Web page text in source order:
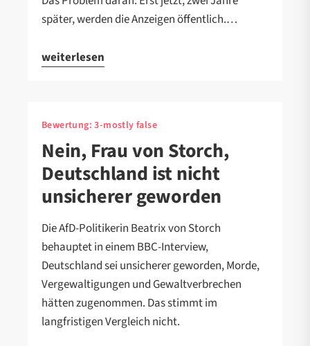
später, werden die Anzeigen öffentlich.…
weiterlesen
Bewertung:3-mostly false
Nein, Frau von Storch,
Deutschland ist nicht
unsicherer geworden
Die AfD-Politikerin Beatrix von Storch
behauptet in einem BBC-Interview,
Deutschland sei unsicherer geworden, Morde,
Vergewaltigungen und Gewaltverbrechen
hätten zugenommen. Das stimmt im
langfristigen Vergleich nicht.